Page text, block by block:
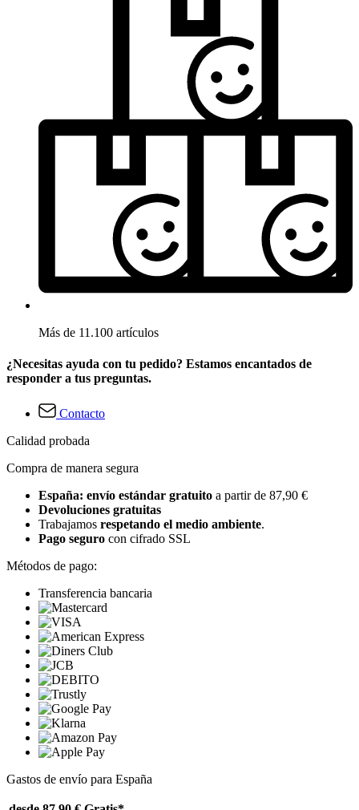
Más de 11.100 artículos
¿Necesitas ayuda con tu pedido? Estamos encantados de
responder a tus preguntas.
Contacto
Calidad probada
Compra de manera segura
España: envío estándar gratuito a partir de 87,90 €
Devoluciones gratuitas
Trabajamos respetando el medio ambiente.
Pago seguro con cifrado SSL
Métodos de pago:
Transferencia bancaria
Gastos de envío para España